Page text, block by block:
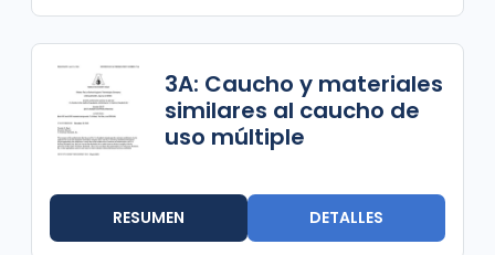
3A: Caucho y materiales
similares al caucho de
uso múltiple
RESUMEN DETALLES